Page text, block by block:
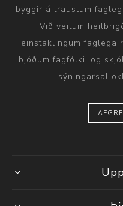
byggir á traustum
Við veitum
einstaklingum faglega
bjóðum fagfólki, og
sýningarsal